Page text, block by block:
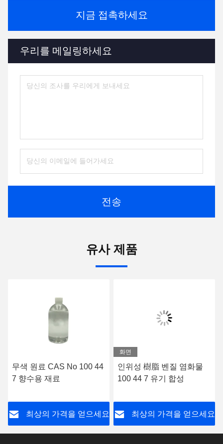
지금 접촉하세요
우리를 메일링하세요
전송
유사 제품
무색 원료 CAS No 100 44
7 향수용 재료
최상의 가격을 얻으세요
화면
인위성 樹脂 벤질 염화물
100 44 7 유기 합성
최상의 가격을 얻으세요